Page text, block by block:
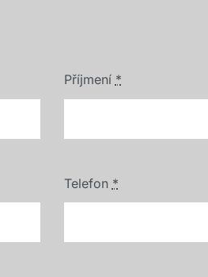
Příjmení *
Telefon *